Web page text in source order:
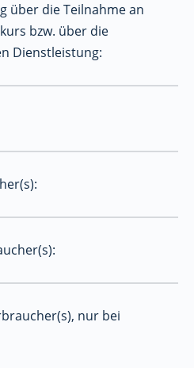
über die Teilnahme an
bzw. über die
Dienstleistung:
nur bei